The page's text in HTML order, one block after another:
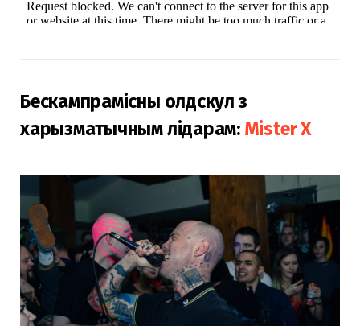
Бескампрамісны олдскул з
харызматычным лідарам: Mister X